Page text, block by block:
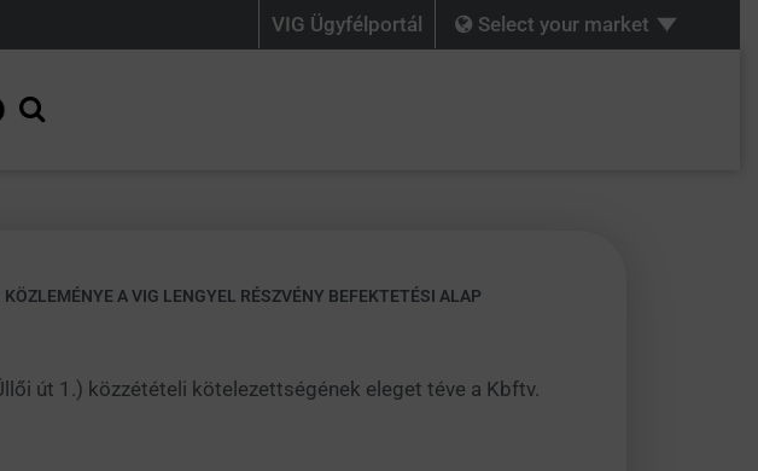
VIG Ügyfélportál Select your market
A VIG LENGYEL RÉSZVÉNY BEFEKTETÉSI ALAP
út 1.) közzétételi kötelezettségének eleget téve a Kbftv.